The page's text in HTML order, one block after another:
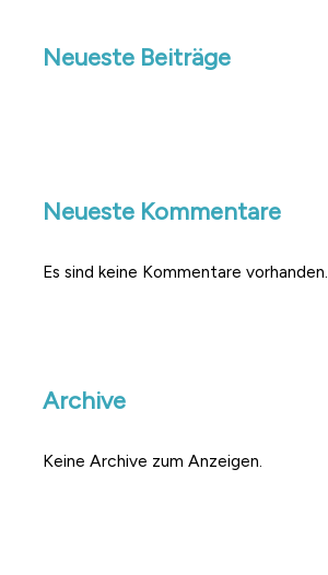
Neueste Beiträge
Neueste Kommentare
Es sind keine Kommentare vorhanden.
Archive
Keine Archive zum Anzeigen.